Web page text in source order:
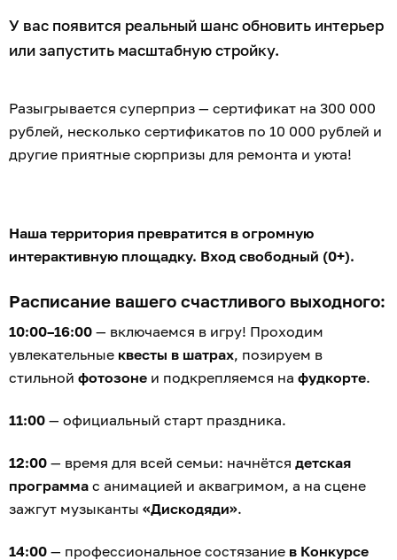
У вас появится реальный шанс обновить интерьер
или запустить масштабную стройку.
Разыгрывается суперприз — сертификат на 300 000
рублей, несколько сертификатов по 10 000 рублей и
другие приятные сюрпризы для ремонта и уюта!
Наша территория превратится в огромную
интерактивную площадку. Вход свободный (0+).
Расписание вашего счастливого выходного:
10:00–16:00 — включаемся в игру! Проходим
увлекательные квесты в шатрах, позируем в
стильной фотозоне и подкрепляемся на фудкорте.
11:00 — официальный старт праздника.
12:00 — время для всей семьи: начнётся детская
программа с анимацией и аквагримом, а на сцене
зажгут музыканты «Дискодяди».
14:00 — профессиональное состязание в Конкурсе